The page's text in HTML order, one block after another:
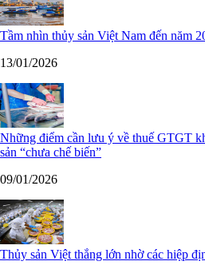
Tầm nhìn thủy sản Việt Nam đến năm
13/01/2026
Những điểm cần lưu ý về thuế GTGT
sản “chưa chế biến”
09/01/2026
Thủy sản Việt thắng lớn nhờ các hiệp